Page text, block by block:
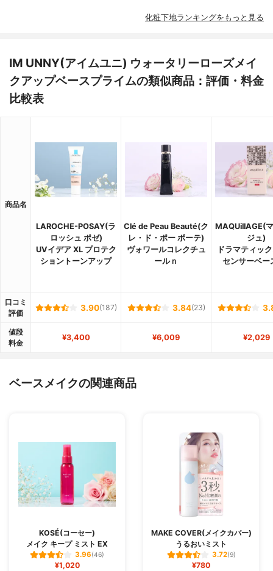
化粧下地ランキングをもっと見る
IM UNNY(アイムユニ) ウォータリーローズメイ
クアップベースプライムの類似商品：評価・料金
比較表
商品名
LAROCHE-POSAY(ラ
ロッシュ ポゼ)
UVイデア XL プロテク
ショントーンアップ
Clé de Peau Beauté(ク
レ・ド・ポー ボーテ)
ヴォワールコレクチュ
ールｎ
MAQUillAGE(
ジュ)
ドラマティッ
センサーベー
口コミ
評価
3.90(187) 3.84(23)
値段
料金
¥3,400 ¥6,009 ¥2,029
ベースメイクの関連商品
KOSÉ(コーセー)
メイク キープ ミスト EX
3.96(46)
¥1,020
MAKE COVER(メイクカバー)
うるおいミスト
3.72(9)
¥780